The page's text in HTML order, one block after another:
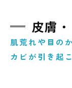
皮膚
肌荒れや目の
カビが引き起